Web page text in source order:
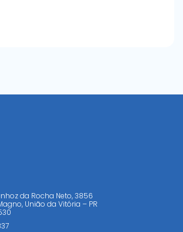
da Rocha Neto, 3856
União da Vitória – PR